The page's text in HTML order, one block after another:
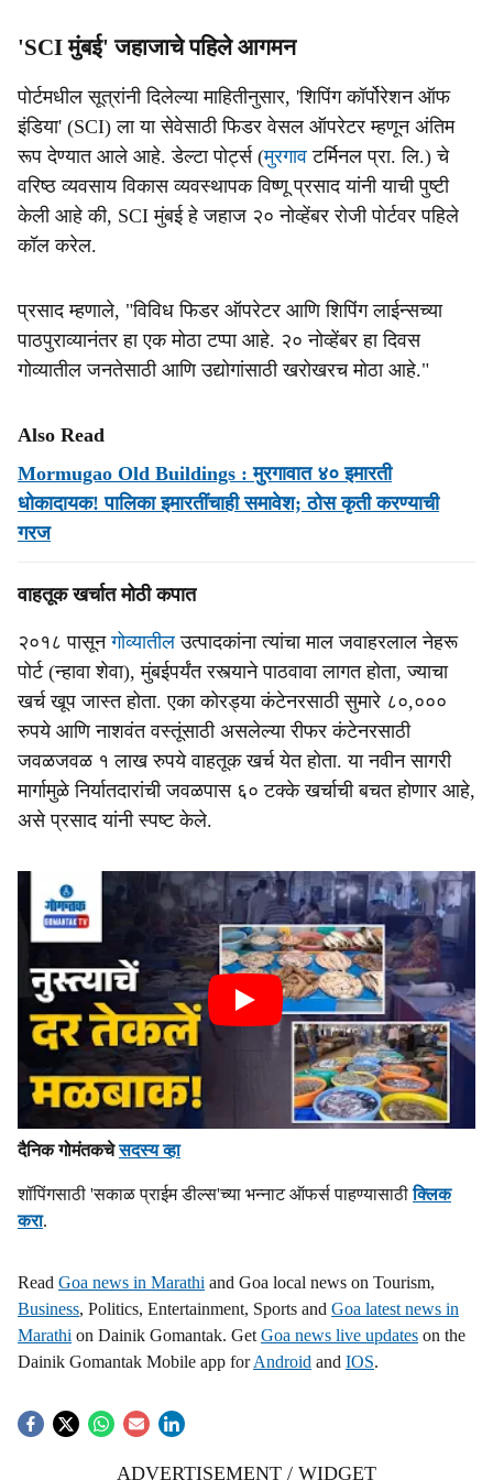
'SCI मुंबई' जहाजाचे पहिले आगमन
पोर्टमधील सूत्रांनी दिलेल्या माहितीनुसार, 'शिपिंग कॉर्पोरेशन ऑफ
इंडिया' (SCI) ला या सेवेसाठी फिडर वेसल ऑपरेटर म्हणून अंतिम
रूप देण्यात आले आहे. डेल्टा पोर्ट्स (मुरगाव टर्मिनल प्रा. लि.) चे
वरिष्ठ व्यवसाय विकास व्यवस्थापक विष्णू प्रसाद यांनी याची पुष्टी
केली आहे की, SCI मुंबई हे जहाज २० नोव्हेंबर रोजी पोर्टवर पहिले
कॉल करेल.
प्रसाद म्हणाले, "विविध फिडर ऑपरेटर आणि शिपिंग लाईन्सच्या
पाठपुराव्यानंतर हा एक मोठा टप्पा आहे. २० नोव्हेंबर हा दिवस
गोव्यातील जनतेसाठी आणि उद्योगांसाठी खरोखरच मोठा आहे."
Also Read
Mormugao Old Buildings : मुरगावात ४० इमारती
धोकादायक! पालिका इमारतींचाही समावेश; ठोस कृती करण्याची
गरज
वाहतूक खर्चात मोठी कपात
२०१८ पासूनगोव्यातील उत्पादकांना त्यांचा माल जवाहरलाल नेहरू
पोर्ट (न्हावा शेवा), मुंबईपर्यंत रस्त्याने पाठवावा लागत होता, ज्याचा
खर्च खूप जास्त होता. एका कोरड्या कंटेनरसाठी सुमारे ८०,०००
रुपये आणि नाशवंत वस्तूंसाठी असलेल्या रीफर कंटेनरसाठी
जवळजवळ १ लाख रुपये वाहतूक खर्च येत होता. या नवीन सागरी
मार्गामुळे निर्यातदारांची जवळपास ६० टक्के खर्चाची बचत होणार आहे,
असे प्रसाद यांनी स्पष्ट केले.
दैनिक गोमंतकचेसदस्य व्हा
शॉपिंगसाठी 'सकाळ प्राईम डील्स'च्या भन्नाट ऑफर्स पाहण्यासाठीक्लिक
करा.
Read Goa news in Marathi and Goa local news on Tourism,
Business, Politics, Entertainment, Sports and Goa latest news in
Marathi on Dainik Gomantak. Get Goa news live updates on the
Dainik Gomantak Mobile app forAndroid and IOS.
ADVERTISEMENT / WIDGET